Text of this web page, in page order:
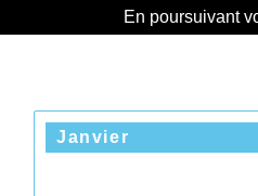
En poursuivant
Janvier